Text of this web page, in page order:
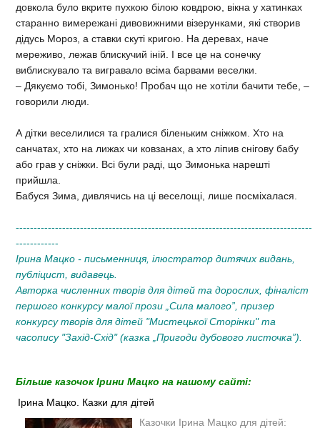
довкола було вкрите пухкою білою ковдрою, вікна у хатинках
старанно вимережані дивовижними візерунками, які створив
дідусь Мороз, а ставки скуті кригою. На деревах, наче
мереживо, лежав блискучий іній. І все це на сонечку
виблискувало та вигравало всіма барвами веселки.
– Дякуємо тобі, Зимонько! Пробач що не хотіли бачити тебе, –
говорили люди.
А дітки веселилися та гралися біленьким сніжком. Хто на
санчатах, хто на лижах чи ковзанах, а хто ліпив снігову бабу
або грав у сніжки. Всі були раді, що Зимонька нарешті
прийшла.
Бабуся Зима, дивлячись на ці веселощі, лише посміхалася.
-----------------------------------------------------------------------------------
------------
Ірина Мацко - письменниця, ілюстратор дитячих видань,
публіцист, видавець.
Авторка численних творів для дітей та дорослих, фіналіст
першого конкурсу малої прози „Сила малого”, призер
конкурсу творів для дітей "Мистецької Сторінки" та
часопису "Захід-Схід" (казка „Пригоди дубового листочка”).
Більше казочок Ірини Мацко на нашому сайті:
Ірина Мацко. Казки для дітей
Казочки Ірина Мацко для дітей: